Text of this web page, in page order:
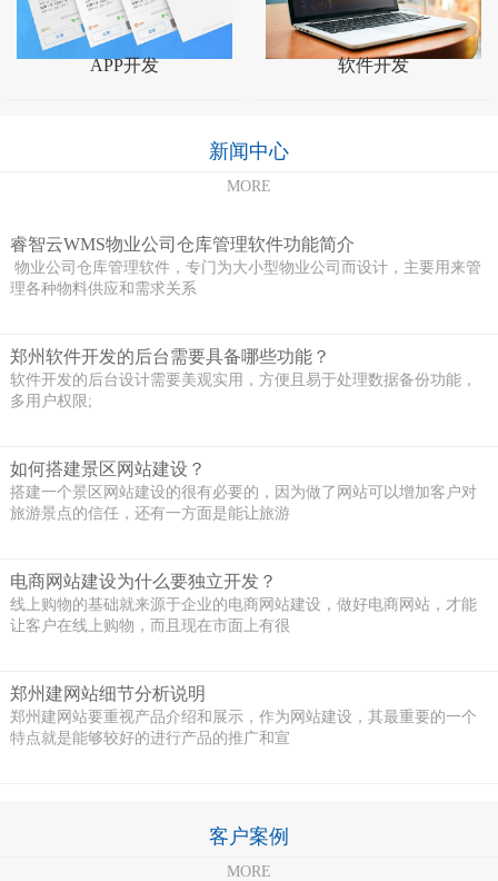
APP开发 软件开发
新闻中心
MORE
睿智云WMS物业公司仓库管理软件功能简介
物业公司仓库管理软件，专门为大小型物业公司而设计，主要用来管
理各种物料供应和需求关系
郑州软件开发的后台需要具备哪些功能？
软件开发的后台设计需要美观实用，方便且易于处理数据备份功能，
多用户权限;
如何搭建景区网站建设？
搭建一个景区网站建设的很有必要的，因为做了网站可以增加客户对
旅游景点的信任，还有一方面是能让旅游
电商网站建设为什么要独立开发？
线上购物的基础就来源于企业的电商网站建设，做好电商网站，才能
让客户在线上购物，而且现在市面上有很
郑州建网站细节分析说明
郑州建网站要重视产品介绍和展示，作为网站建设，其最重要的一个
特点就是能够较好的进行产品的推广和宣
客户案例
MORE